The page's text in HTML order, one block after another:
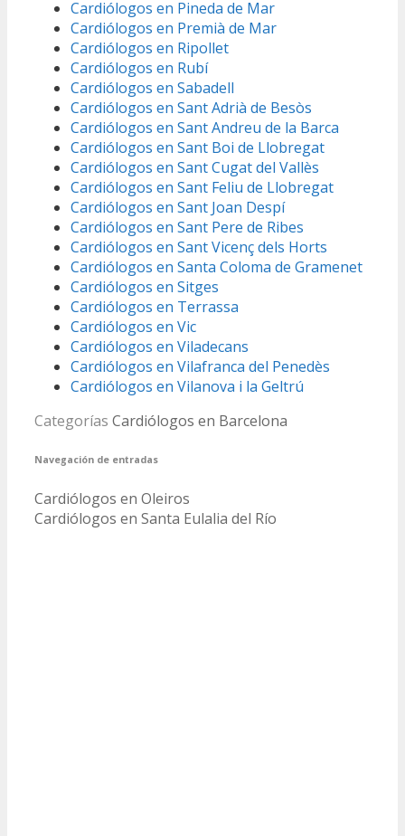
Cardiólogos en Pineda de Mar
Cardiólogos en Premià de Mar
Cardiólogos en Ripollet
Cardiólogos en Rubí
Cardiólogos en Sabadell
Cardiólogos en Sant Adrià de Besòs
Cardiólogos en Sant Andreu de la Barca
Cardiólogos en Sant Boi de Llobregat
Cardiólogos en Sant Cugat del Vallès
Cardiólogos en Sant Feliu de Llobregat
Cardiólogos en Sant Joan Despí
Cardiólogos en Sant Pere de Ribes
Cardiólogos en Sant Vicenç dels Horts
Cardiólogos en Santa Coloma de Gramenet
Cardiólogos en Sitges
Cardiólogos en Terrassa
Cardiólogos en Vic
Cardiólogos en Viladecans
Cardiólogos en Vilafranca del Penedès
Cardiólogos en Vilanova i la Geltrú
Categorías Cardiólogos en Barcelona
Navegación de entradas
Cardiólogos en Oleiros
Cardiólogos en Santa Eulalia del Río